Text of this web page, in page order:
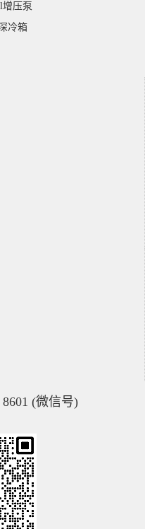
增压泵
冷箱
(微信号)